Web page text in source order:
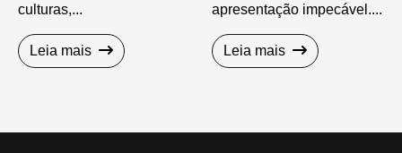
culturas,...
Leia mais
apresentação impecável....
Leia mais